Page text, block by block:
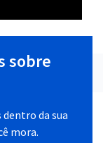
sobre
da sua
mora.